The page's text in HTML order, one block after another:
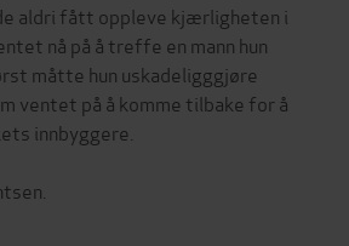
aldri fått oppleve kjærligheten i
nå på å treffe en mann hun
måtte hun uskadeligggjøre
ventet på å komme tilbake for å
innbyggere.